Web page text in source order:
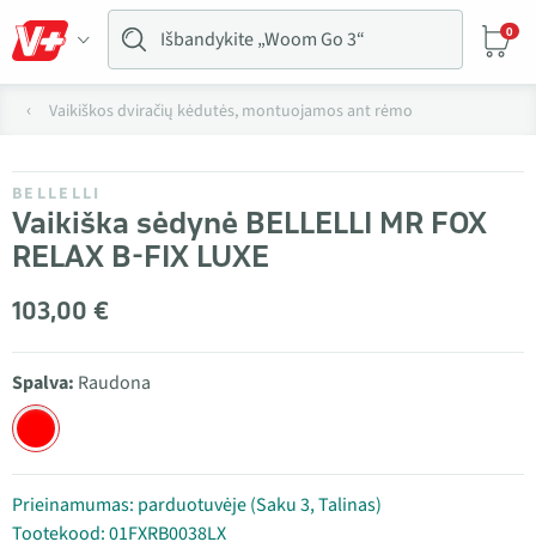
0
Vaikiškos dviračių kėdutės, montuojamos ant rėmo
BELLELLI
Vaikiška sėdynė BELLELLI MR FOX
RELAX B-FIX LUXE
103,00 €
Spalva: Raudona
Prieinamumas: parduotuvėje (Saku 3, Talinas)
Tootekood: 01FXRB0038LX